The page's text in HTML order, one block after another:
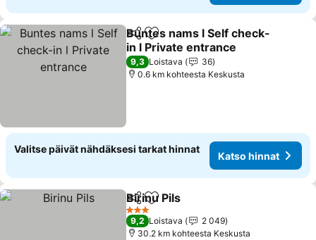
Jaa Lisää suosikkeihin
Buntes nams l Self check-
in l Private entrance
9,3 Loistava
36
0.6 km kohteesta Keskusta
Valitse päivät nähdäksesi tarkat hinnat
Katso hinnat
Jaa Lisää suosikkeihin
Birinu Pils
3 Tähtiluokitus
9,2 Loistava
2 049
30.2 km kohteesta Keskusta